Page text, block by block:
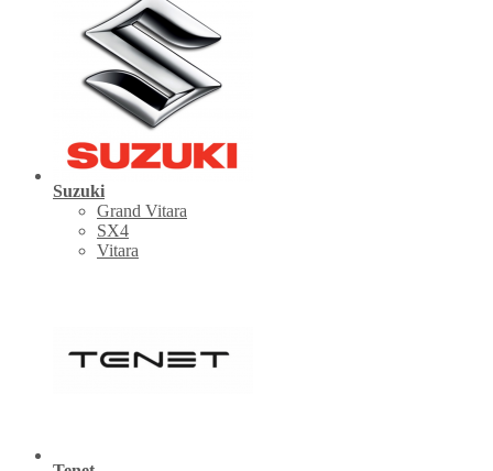
Suzuki
Grand Vitara
SX4
Vitara